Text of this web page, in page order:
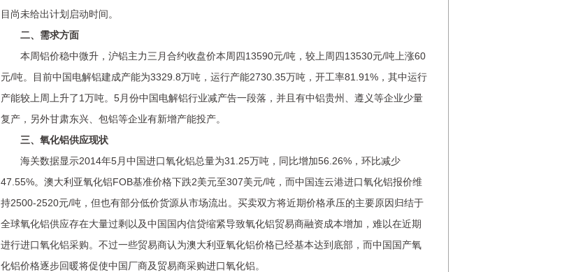
目尚未给出计划启动时间。
二、需求方面
本周铝价稳中微升，沪铝主力三月合约收盘价本周四13590元/吨，较上周四13530元/吨上涨60
元/吨。目前中国电解铝建成产能为3329.8万吨，运行产能2730.35万吨，开工率81.91%，其中运行
产能较上周上升了1万吨。5月份中国电解铝行业减产告一段落，并且有中铝贵州、遵义等企业少量
复产，另外甘肃东兴、包铝等企业有新增产能投产。
三、氧化铝供应现状
海关数据显示2014年5月中国进口氧化铝总量为31.25万吨，同比增加56.26%，环比减少
47.55%。澳大利亚氧化铝FOB基准价格下跌2美元至307美元/吨，而中国连云港进口氧化铝报价维
持2500-2520元/吨，但也有部分低价货源从市场流出。买卖双方将近期价格承压的主要原因归结于
全球氧化铝供应存在大量过剩以及中国国内信贷缩紧导致氧化铝贸易商融资成本增加，难以在近期
进行进口氧化铝采购。不过一些贸易商认为澳大利亚氧化铝价格已经基本达到底部，而中国国产氧
化铝价格逐步回暖将促使中国厂商及贸易商采购进口氧化铝。